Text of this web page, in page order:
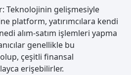
Teknolojinin gelişmesiyle
platform, yatırımcılara kendi
alım-satım işlemleri yapma
genellikle bu
çeşitli finansal
erişebilirler.